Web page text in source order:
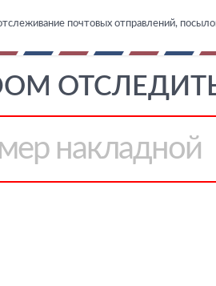
почтовых отправлений,